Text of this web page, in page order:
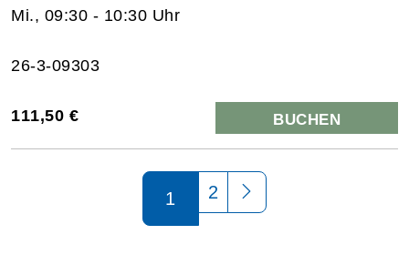
Mi., 09:30 - 10:30 Uhr
26-3-09303
111,50 € BUCHEN
1 2